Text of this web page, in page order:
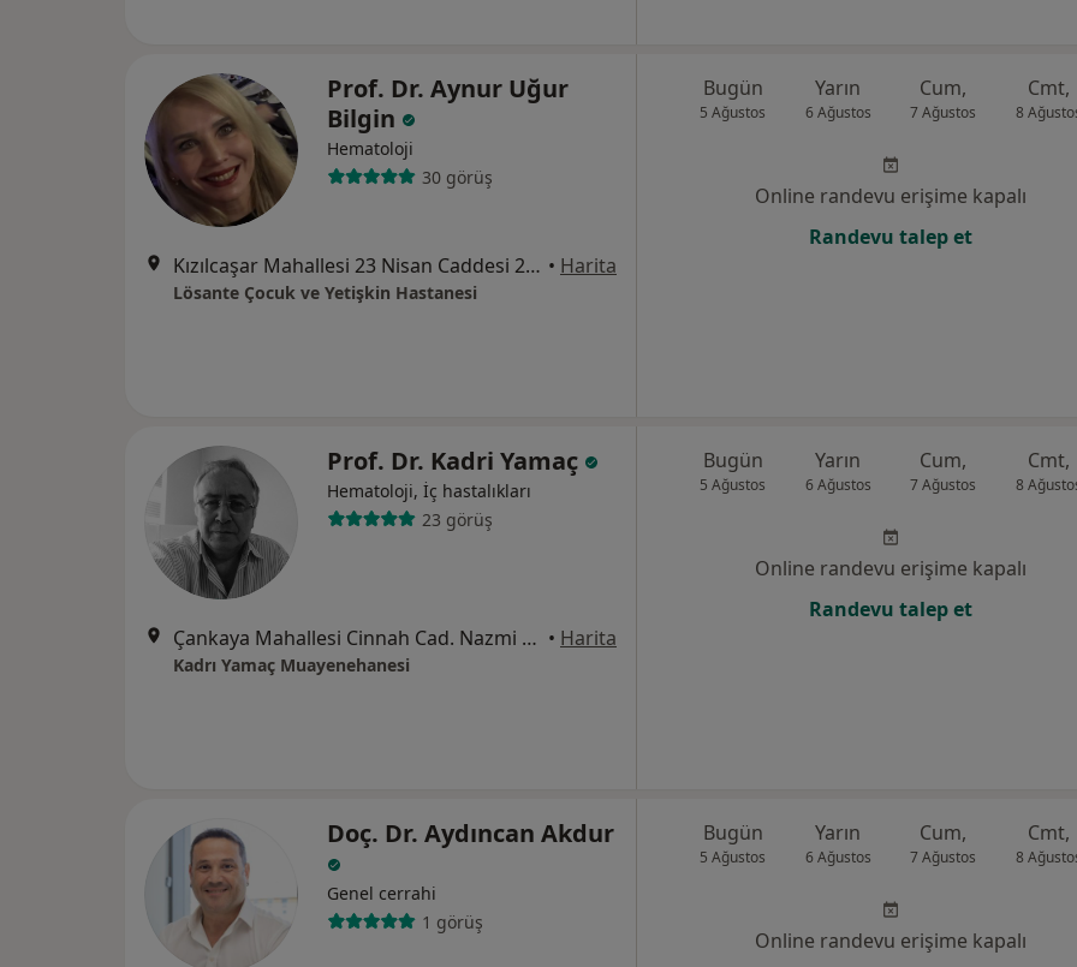
Prof. Dr. Aynur Uğur
Bilgin
Hematoloji
30 görüş
Kızılcaşar Mahallesi 23 Nisan Caddesi 2705 sokak No:20 İncek, Gölbaşı • Harita
Lösante Çocuk ve Yetişkin Hastanesi
Bugün
5 Ağustos
Yarın
6 Ağustos
Cum,
7 Ağustos
Cmt,
8
Online randevu erişime kapalı
Randevu talep et
Prof. Dr. Kadri Yamaç
Hematoloji, İç hastalıkları
23 görüş
Çankaya Mahallesi Cinnah Cad. Nazmi Bey İş Merkezi 1/15, Ankara • Harita
Kadrı Yamaç Muayenehanesi
Bugün
5 Ağustos
Yarın
6 Ağustos
Cum,
7 Ağustos
Cmt,
8
Online randevu erişime kapalı
Randevu talep et
Doç. Dr. Aydıncan Akdur
Genel cerrahi
1 görüş
Bugün
5 Ağustos
Yarın
6 Ağustos
Cum,
7 Ağustos
Cmt,
8
Online randevu erişime kapalı